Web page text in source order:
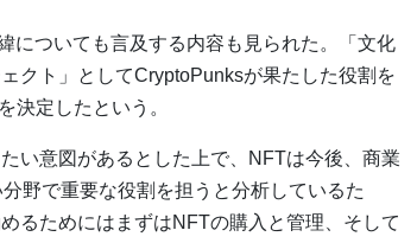
についても言及する内容も見られた。「文化
クト」としてCryptoPunksが果たした役割を
決定したという。
い意図があるとした上で、NFTは今後、商業
野で重要な役割を担うと分析しているた
るためにはまずはNFTの購入と管理、そして